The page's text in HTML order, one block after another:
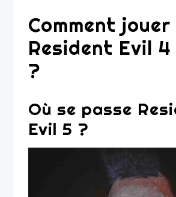
Comment jouer
Resident Evil 4
?
Où se passe
Evil 5 ?